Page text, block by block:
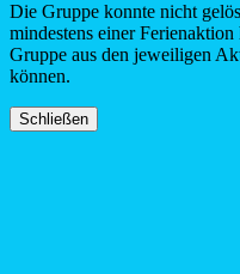
Die Gruppe konnte nicht
mindestens einer
Gruppe aus den jeweiligen
können.
Schließen